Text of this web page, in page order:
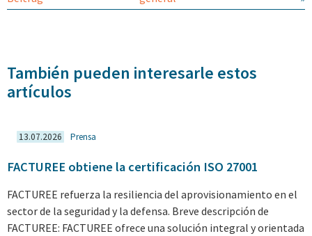
También pueden interesarle estos
artículos
13.07.2026 Prensa
FACTUREE obtiene la certificación ISO 27001
FACTUREE refuerza la resiliencia del aprovisionamiento en el
sector de la seguridad y la defensa. Breve descripción de
FACTUREE: FACTUREE ofrece una solución integral y orientada